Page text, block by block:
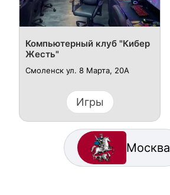
Компьютерный клуб "Кибер
Жесть"
Смоленск ул. 8 Марта, 20А
Игры
Москва